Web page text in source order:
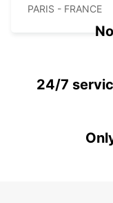
PARIS - FRANCE
24/7